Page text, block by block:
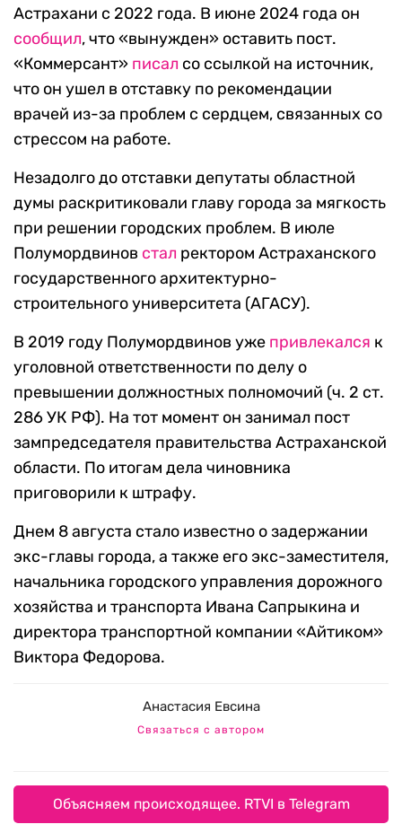
Астрахани с 2022 года. В июне 2024 года он
сообщил, что «вынужден» оставить пост.
«Коммерсант» писал со ссылкой на источник,
что он ушел в отставку по рекомендации
врачей из-за проблем с сердцем, связанных со
стрессом на работе.
Незадолго до отставки депутаты областной
думы раскритиковали главу города за мягкость
при решении городских проблем. В июле
Полумордвинов стал ректором Астраханского
государственного архитектурно-
строительного университета (АГАСУ).
В 2019 году Полумордвинов уже привлекался к
уголовной ответственности по делу о
превышении должностных полномочий (ч. 2 ст.
286 УК РФ). На тот момент он занимал пост
зампредседателя правительства Астраханской
области. По итогам дела чиновника
приговорили к штрафу.
Днем 8 августа стало известно о задержании
экс-главы города, а также его экс-заместителя,
начальника городского управления дорожного
хозяйства и транспорта Ивана Сапрыкина и
директора транспортной компании «Айтиком»
Виктора Федорова.
Анастасия Евсина
Связаться с автором
Объясняем происходящее. RTVI в Telegram